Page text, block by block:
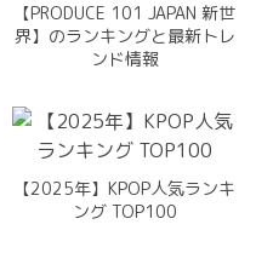
【PRODUCE 101 JAPAN 新世
界】のランキングと最新トレ
ンド情報
【2025年】KPOP人気ランキ
ング TOP100